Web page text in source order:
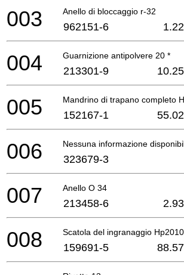
Anello di bloccaggio r-32
003 962151-6 1.22
Guarnizione antipolvere 20 *
004 213301-9 10.25
Mandrino di trapano completo
005 152167-1 55.02
Nessuna informazione
006 323679-3
Anello O 34
007 213458-6 2.93
Scatola del ingranaggio
008 159691-5 88.57